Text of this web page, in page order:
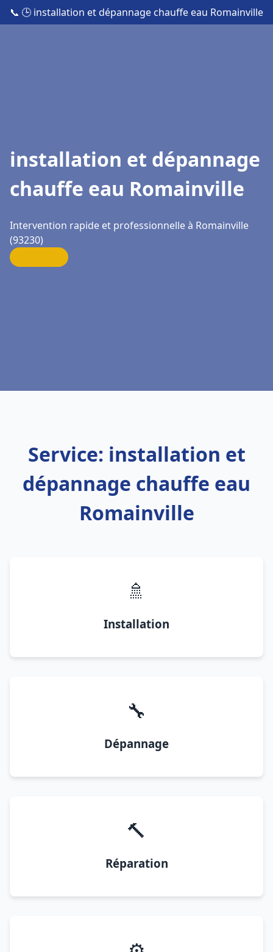
📞 🕒 installation et dépannage chauffe eau Romainville
installation et dépannage
chauffe eau Romainville
Intervention rapide et professionnelle à Romainville
(93230)
Service: installation et
dépannage chauffe eau
Romainville
🚿
Installation
🔧
Dépannage
🔨
Réparation